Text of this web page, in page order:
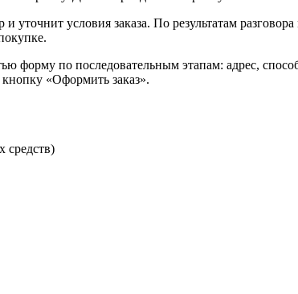
условия заказа. По результатам
форму по последовательным этапам: адрес,
«Оформить заказ».
средств)